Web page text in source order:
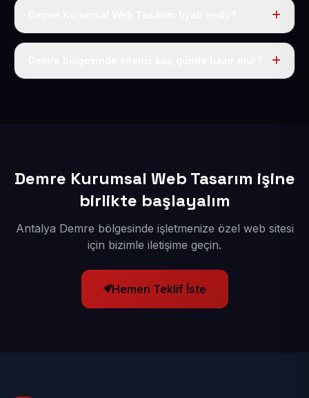
Tek fiyat uygulanır: yıllık 50 USD + KDV. Bu bedele alan
Demre Kurumsal Web Tasarım işine
birlikte başlayalım
Antalya Demre bölgesinde işletmenize özel web sitesi
için bizimle iletişime geçin.
Hemen Teklif İste